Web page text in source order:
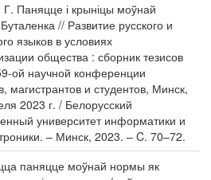
Г. Паняцце і крыніцы моўнай
// Развитие русского и
языков в условиях
общества : сборник тезисов
ой научной конференции
магистрантов и студентов, Минск,
2023 г. / Белорусский
университет информатики и
– Минск, 2023. – C. 70–72.
паняцце моўнай нормы як